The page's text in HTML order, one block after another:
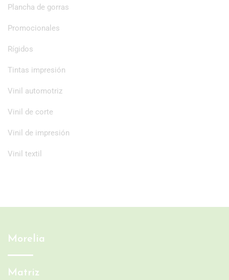
Plancha de gorras
Promocionales
Rígidos
Tintas impresión
Vinil automotriz
Vinil de corte
Vinil de impresión
Vinil textil
Morelia
Matriz